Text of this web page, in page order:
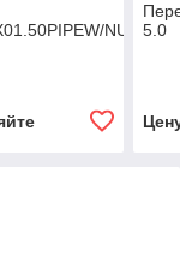
NUTS5.0